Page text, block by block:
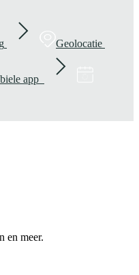
Geolocatie
app
en meer.